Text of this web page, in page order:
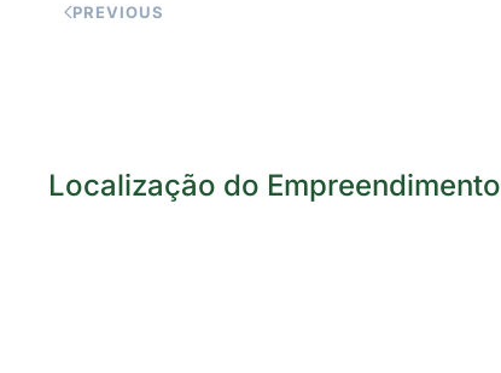
PREVIOUS
Localização do Empreendimento